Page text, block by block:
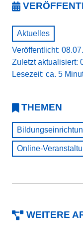
Aktuelles
Veröffentlicht:
Zuletzt aktualisiert:
Lesezeit: ca. 5
THEMEN
Online-
WEITERE